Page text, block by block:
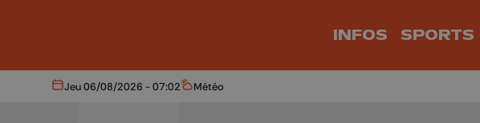
INFOS SPORTS
Aujourd'hui
Jeu 06/08/2026 - 07:02 Météo
Météo